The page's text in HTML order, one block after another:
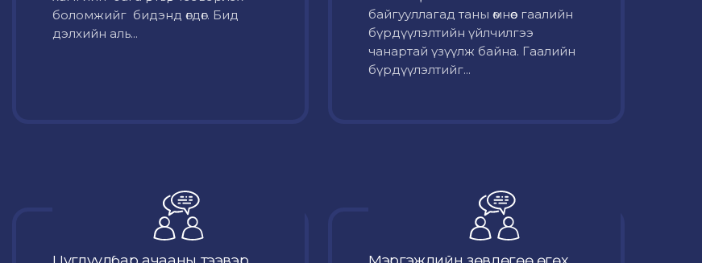
боломжийг бидэнд өгдөг. Бид
дэлхийн аль...
байгууллагад таны өмнөөс гаалийн
бүрдүүлэлтийн үйлчилгээ
чанартай үзүүлж байна. Гаалийн
бүрдүүлэлтийг...